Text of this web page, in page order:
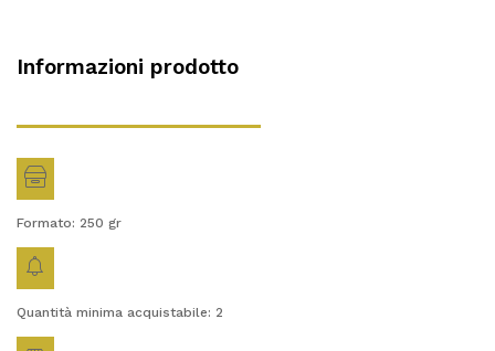
Informazioni prodotto
Formato: 250 gr
Quantità minima acquistabile: 2